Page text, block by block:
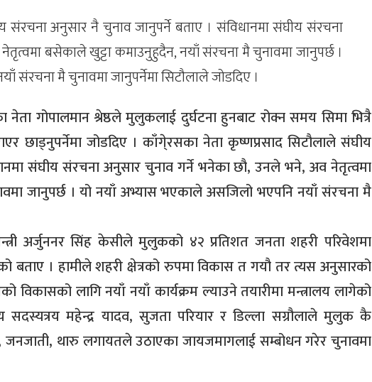
संरचना अनुसार नै चुनाव जानुपर्ने बताए । संविधानमा संघीय संरचना
बसेकाले खुट्टा कमाउनुहुदैन, नयाँ संरचना मै चुनावमा जानुपर्छ ।
मै चुनावमा जानुपर्नेमा सिटौलाले जोडदिए ।
गोपालमान श्रेष्ठले मुलुकलाई दुर्घटना हुनबाट रोक्न समय सिमा भित्रै
छाड्नुपर्नेमा जोडदिए । काँगे्रसका नेता कृष्णप्रसाद सिटौलाले संघीय
संघीय संरचना अनुसार चुनाव गर्ने भनेका छौ, उनले भने, अव नेतृत्वमा
जानुपर्छ । यो नयाँ अभ्यास भएकाले असजिलो भएपनि नयाँ संरचना मै
अर्जुननर सिंह केसीले मुलुकको ४२ प्रतिशत जनता शहरी परिवेशमा
। हामीले शहरी क्षेत्रको रुपमा विकास त गयौ तर त्यस अनुसारको
विकासको लागि नयाँ नयाँ कार्यक्रम ल्याउने तयारीमा मन्त्रालय लागेको
सदस्यत्रय महेन्द्र यादव, सुजता परियार र डिल्ला सग्रौलाले मुलुक कै
थारु लगायतले उठाएका जायजमागलाई सम्बोधन गरेर चुनावमा